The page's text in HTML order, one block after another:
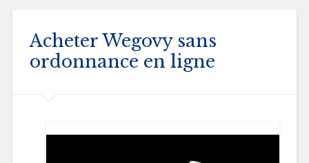
Acheter Wegovy sans
ordonnance en ligne